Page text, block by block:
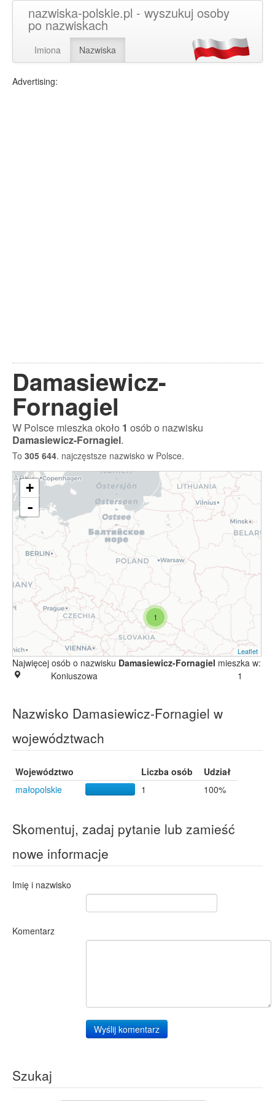
nazwiska-polskie.pl - wyszukuj osoby
po nazwiskach
Imiona Nazwiska
Advertising:
Damasiewicz-
Fornagiel
W Polsce mieszka około 1 osób o nazwisku
Damasiewicz-Fornagiel.
To 305 644. najczęstsze nazwisko w Polsce.
1
+
-
Leaflet
Najwięcej osób o nazwisku Damasiewicz-Fornagiel mieszka w:
Koniuszowa
1
Nazwisko Damasiewicz-Fornagiel w
województwach
Województwo Liczba osób
Udział
małopolskie
1 100%
Skomentuj, zadaj pytanie lub zamieść
nowe informacje
Imię i nazwisko
Komentarz
Wyślij komentarz
Szukaj